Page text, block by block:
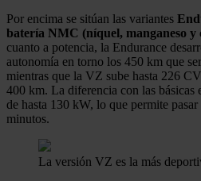
Por encima se sitúan las variantes
batería NMC (níquel, manganeso y
cuanto a potencia, la Endurance
autonomía en torno los 450 km que
mientras que la VZ sube hasta 226
400 km. La diferencia con las básicas
de hasta 130 kW, lo que permite
minutos.
La versión VZ es la más